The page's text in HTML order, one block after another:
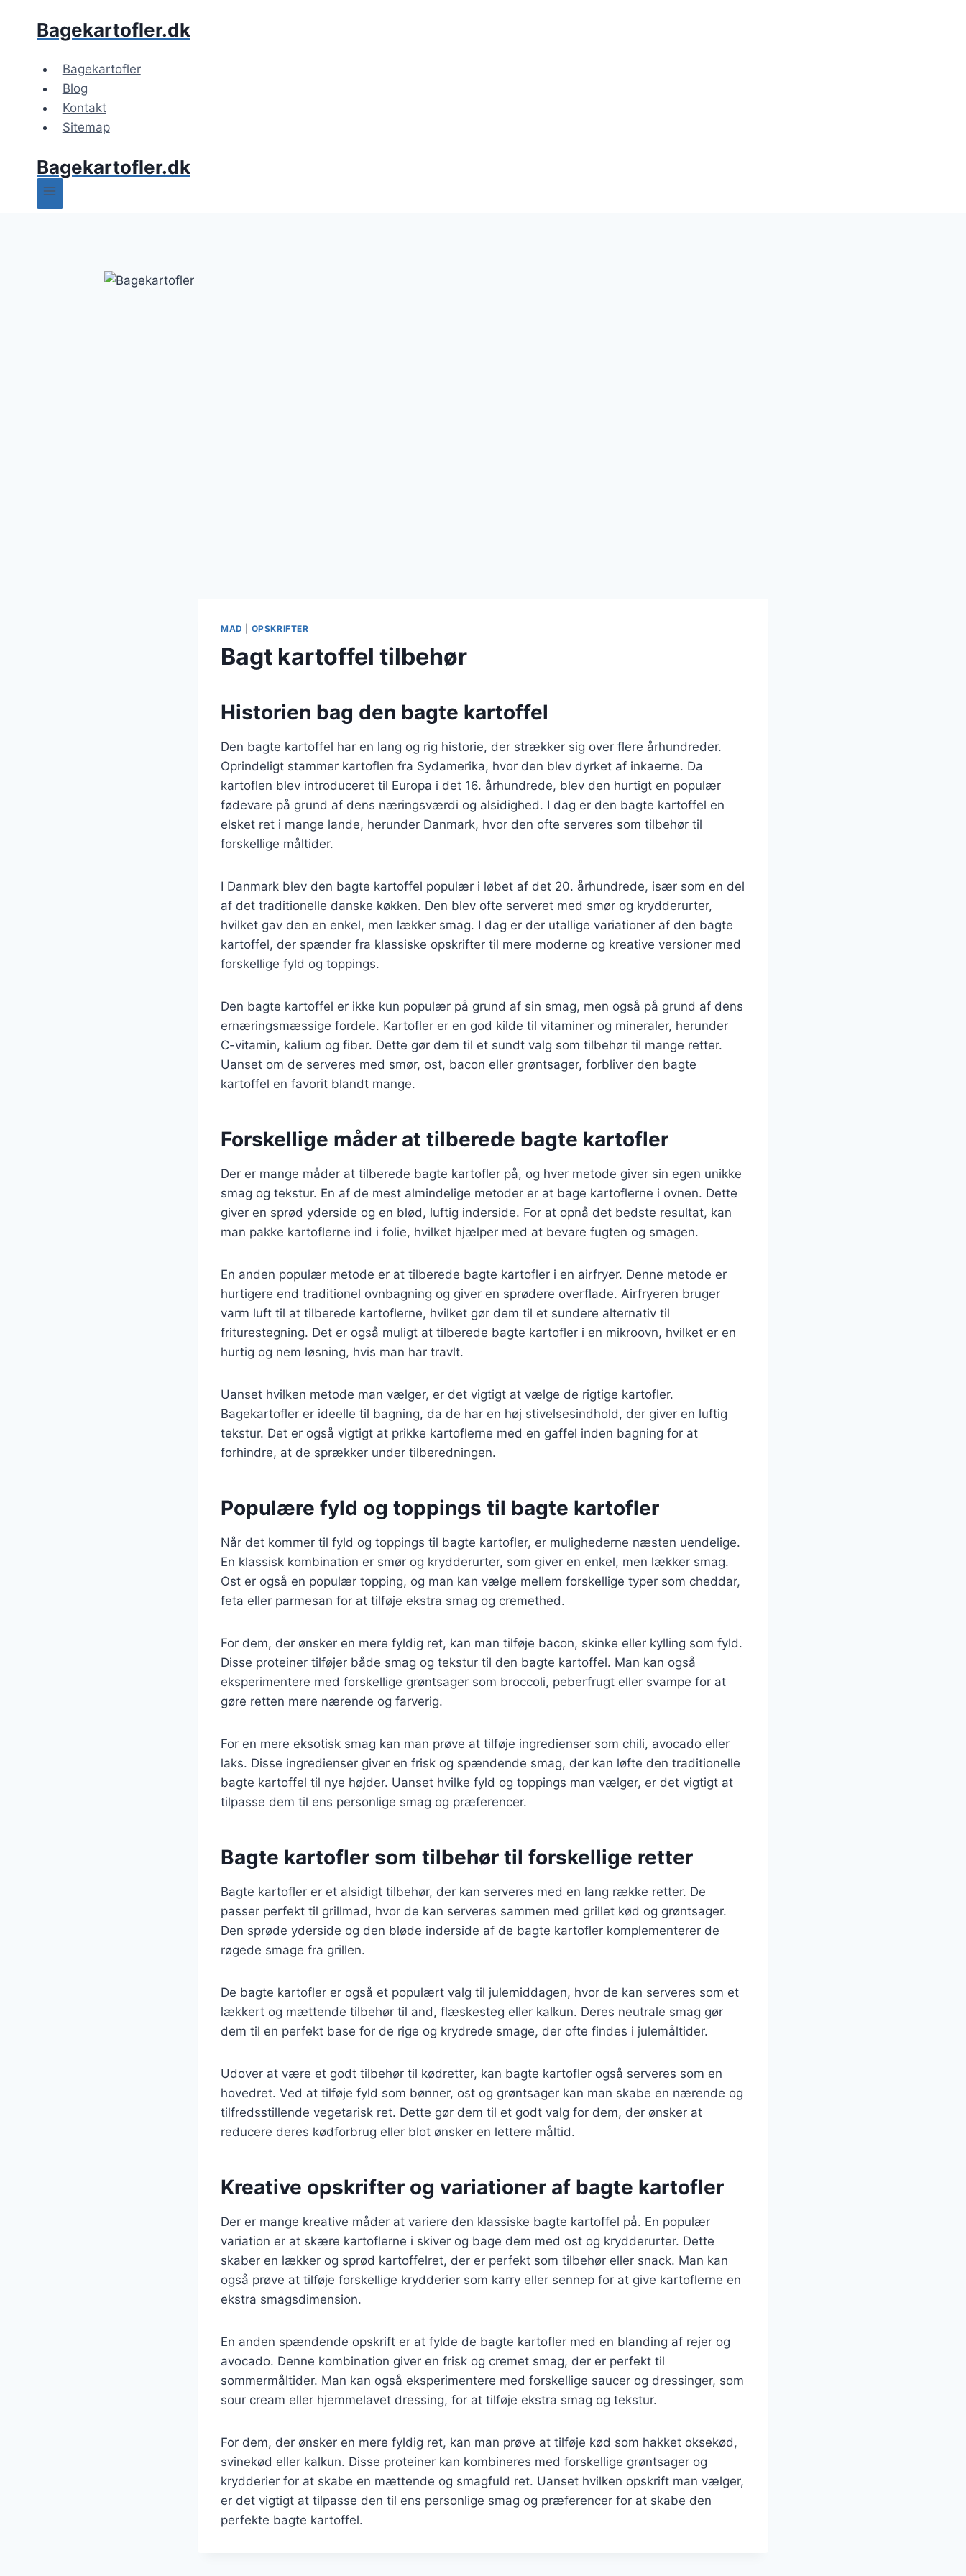
Bagekartofler.dk
Bagekartofler
Blog
Kontakt
Sitemap
Bagekartofler.dk
MAD OPSKRIFTER
Bagt kartoffel tilbehør
Historien bag den bagte kartoffel
Den bagte kartoffel har en lang og rig historie, der strækker sig over flere århundreder.
Oprindeligt stammer kartoflen fra Sydamerika, hvor den blev dyrket af inkaerne. Da
kartoflen blev introduceret til Europa i det 16. århundrede, blev den hurtigt en populær
fødevare på grund af dens næringsværdi og alsidighed. I dag er den bagte kartoffel en
elsket ret i mange lande, herunder Danmark, hvor den ofte serveres som tilbehør til
forskellige måltider.
I Danmark blev den bagte kartoffel populær i løbet af det 20. århundrede, især som en del
af det traditionelle danske køkken. Den blev ofte serveret med smør og krydderurter,
hvilket gav den en enkel, men lækker smag. I dag er der utallige variationer af den bagte
kartoffel, der spænder fra klassiske opskrifter til mere moderne og kreative versioner med
forskellige fyld og toppings.
Den bagte kartoffel er ikke kun populær på grund af sin smag, men også på grund af dens
ernæringsmæssige fordele. Kartofler er en god kilde til vitaminer og mineraler, herunder
C-vitamin, kalium og fiber. Dette gør dem til et sundt valg som tilbehør til mange retter.
Uanset om de serveres med smør, ost, bacon eller grøntsager, forbliver den bagte
kartoffel en favorit blandt mange.
Forskellige måder at tilberede bagte kartofler
Der er mange måder at tilberede bagte kartofler på, og hver metode giver sin egen unikke
smag og tekstur. En af de mest almindelige metoder er at bage kartoflerne i ovnen. Dette
giver en sprød yderside og en blød, luftig inderside. For at opnå det bedste resultat, kan
man pakke kartoflerne ind i folie, hvilket hjælper med at bevare fugten og smagen.
En anden populær metode er at tilberede bagte kartofler i en airfryer. Denne metode er
hurtigere end traditionel ovnbagning og giver en sprødere overflade. Airfryeren bruger
varm luft til at tilberede kartoflerne, hvilket gør dem til et sundere alternativ til
friturestegning. Det er også muligt at tilberede bagte kartofler i en mikroovn, hvilket er en
hurtig og nem løsning, hvis man har travlt.
Uanset hvilken metode man vælger, er det vigtigt at vælge de rigtige kartofler.
Bagekartofler er ideelle til bagning, da de har en høj stivelsesindhold, der giver en luftig
tekstur. Det er også vigtigt at prikke kartoflerne med en gaffel inden bagning for at
forhindre, at de sprækker under tilberedningen.
Populære fyld og toppings til bagte kartofler
Når det kommer til fyld og toppings til bagte kartofler, er mulighederne næsten uendelige.
En klassisk kombination er smør og krydderurter, som giver en enkel, men lækker smag.
Ost er også en populær topping, og man kan vælge mellem forskellige typer som cheddar,
feta eller parmesan for at tilføje ekstra smag og cremethed.
For dem, der ønsker en mere fyldig ret, kan man tilføje bacon, skinke eller kylling som fyld.
Disse proteiner tilføjer både smag og tekstur til den bagte kartoffel. Man kan også
eksperimentere med forskellige grøntsager som broccoli, peberfrugt eller svampe for at
gøre retten mere nærende og farverig.
For en mere eksotisk smag kan man prøve at tilføje ingredienser som chili, avocado eller
laks. Disse ingredienser giver en frisk og spændende smag, der kan løfte den traditionelle
bagte kartoffel til nye højder. Uanset hvilke fyld og toppings man vælger, er det vigtigt at
tilpasse dem til ens personlige smag og præferencer.
Bagte kartofler som tilbehør til forskellige retter
Bagte kartofler er et alsidigt tilbehør, der kan serveres med en lang række retter. De
passer perfekt til grillmad, hvor de kan serveres sammen med grillet kød og grøntsager.
Den sprøde yderside og den bløde inderside af de bagte kartofler komplementerer de
røgede smage fra grillen.
De bagte kartofler er også et populært valg til julemiddagen, hvor de kan serveres som et
lækkert og mættende tilbehør til and, flæskesteg eller kalkun. Deres neutrale smag gør
dem til en perfekt base for de rige og krydrede smage, der ofte findes i julemåltider.
Udover at være et godt tilbehør til kødretter, kan bagte kartofler også serveres som en
hovedret. Ved at tilføje fyld som bønner, ost og grøntsager kan man skabe en nærende og
tilfredsstillende vegetarisk ret. Dette gør dem til et godt valg for dem, der ønsker at
reducere deres kødforbrug eller blot ønsker en lettere måltid.
Kreative opskrifter og variationer af bagte kartofler
Der er mange kreative måder at variere den klassiske bagte kartoffel på. En populær
variation er at skære kartoflerne i skiver og bage dem med ost og krydderurter. Dette
skaber en lækker og sprød kartoffelret, der er perfekt som tilbehør eller snack. Man kan
også prøve at tilføje forskellige krydderier som karry eller sennep for at give kartoflerne en
ekstra smagsdimension.
En anden spændende opskrift er at fylde de bagte kartofler med en blanding af rejer og
avocado. Denne kombination giver en frisk og cremet smag, der er perfekt til
sommermåltider. Man kan også eksperimentere med forskellige saucer og dressinger, som
sour cream eller hjemmelavet dressing, for at tilføje ekstra smag og tekstur.
For dem, der ønsker en mere fyldig ret, kan man prøve at tilføje kød som hakket oksekød,
svinekød eller kalkun. Disse proteiner kan kombineres med forskellige grøntsager og
krydderier for at skabe en mættende og smagfuld ret. Uanset hvilken opskrift man vælger,
er det vigtigt at tilpasse den til ens personlige smag og præferencer for at skabe den
perfekte bagte kartoffel.